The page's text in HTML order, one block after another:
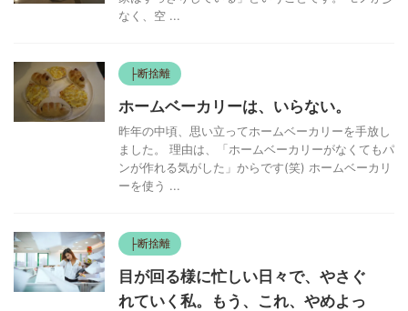
なく、空 ...
├断捨離
ホームベーカリーは、いらない。
昨年の中頃、思い立ってホームベーカリーを手放し
ました。 理由は、「ホームベーカリーがなくてもパ
ンが作れる気がした」からです(笑) ホームベーカリ
ーを使う ...
├断捨離
目が回る様に忙しい日々で、やさぐ
れていく私。もう、これ、やめよっ